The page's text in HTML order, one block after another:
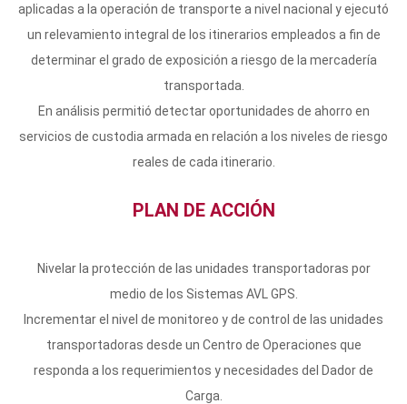
aplicadas a la operación de transporte a nivel nacional y ejecutó
un relevamiento integral de los itinerarios empleados a fin de
determinar el grado de exposición a riesgo de la mercadería
transportada.
En análisis permitió detectar oportunidades de ahorro en
servicios de custodia armada en relación a los niveles de riesgo
reales de cada itinerario.
PLAN DE ACCIÓN
Nivelar la protección de las unidades transportadoras por
medio de los Sistemas AVL GPS.
Incrementar el nivel de monitoreo y de control de las unidades
transportadoras desde un Centro de Operaciones que
responda a los requerimientos y necesidades del Dador de
Carga.